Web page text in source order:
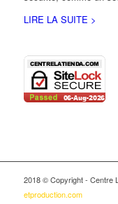
LIRE LA SUITE >
2018 © Copyright - Centre
etproduction.com